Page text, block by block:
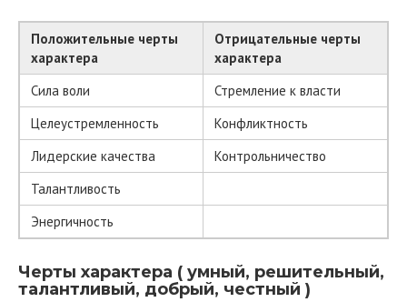
Положительные черты
характера
Отрицательные черты
характера
Сила воли
Стремление к власти
Целеустремленность
Конфликтность
Лидерские качества
Контрольничество
Талантливость
Энергичность
Черты характера ( умный, решительный,
талантливый, добрый, честный )